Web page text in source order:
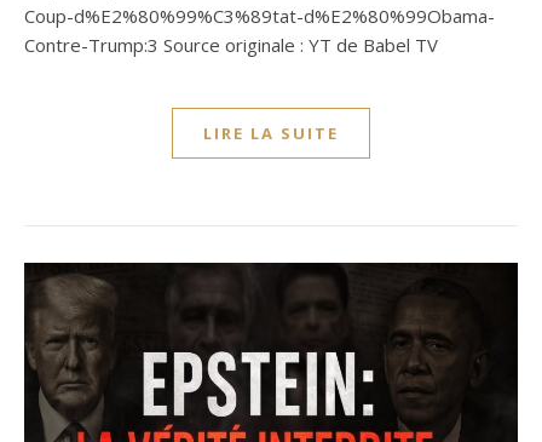
Coup-d%E2%80%99%C3%89tat-d%E2%80%99Obama-
Contre-Trump:3 Source originale : YT de Babel TV
LIRE LA SUITE